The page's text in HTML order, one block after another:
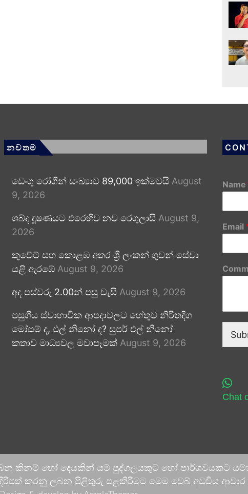
නවතම
ඩෙංගු රෝගීන් සංඛ්‍යාව 89,000 ඉක්මවයි August
9, 2026
ශබ්ද දූෂණයට එරෙහිව නව රෙගුලාසි August 9,
2026
කුවේට් සහ කොළඹ අතර ශ්‍රී ලංකන් ගුවන් සේවා
යළි ඇරඹේ August 9, 2026
අද පස්වරු 2.00න් පසු වැසි August 9, 2026
පසුගිය ස්වාභාවික ආපදාවලට හේතුව නිරිතදිග
මෝසම් ද, එල් නිනෝ ද? සුපර් එල් නිනෝ
කතාව මාධ්‍යවල මවාපෑමක් August 9, 2026
Name
Email
Chat
ලබන කිනම් හෝ දෙයකින් යම් පුද්ගලයකුට හෝ පාර්ශවයකට
කරනු ලබන පිළිතුරු පළකිරීමට මෙම වෙබ් අඩවිය ආචාර